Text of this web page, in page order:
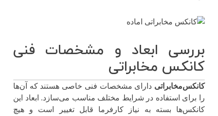
بررسی ابعاد و مشخصات فنی
کانکس مخابراتی
کانکس‌مخابراتی دارای مشخصات فنی خاصی هستند که آن‌ها
را برای استفاده در شرایط مختلف مناسب می‌سازد. ابعاد این
کانکس‌ها بسته به نیاز کارفرما قابل تغییر است و هیچ